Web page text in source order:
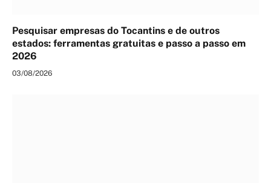
Pesquisar empresas do Tocantins e de outros
estados: ferramentas gratuitas e passo a passo em
2026
03/08/2026